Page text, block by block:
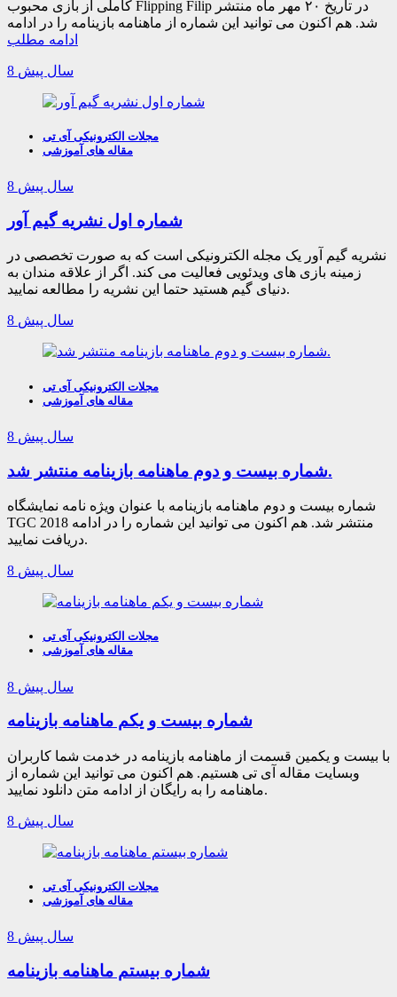
کاملی از بازی محبوب Flipping Filip در تاریخ ۲۰ مهر ماه منتشر
شد. هم اکنون می توانید این شماره از ماهنامه بازینامه را در ادامه
ادامه مطلب
8 سال پیش
مجلات الکترونیکی آی تی
مقاله های آموزشی
8 سال پیش
شماره اول نشریه گیم آور
نشریه گیم آور یک مجله الکترونیکی است که به صورت تخصصی در
زمینه بازی های ویدئویی فعالیت می کند. اگر از علاقه مندان به
دنیای گیم هستید حتما این نشریه را مطالعه نمایید.
8 سال پیش
مجلات الکترونیکی آی تی
مقاله های آموزشی
8 سال پیش
شماره بیست و دوم ماهنامه بازینامه منتشر شد.
شماره بیست و دوم ماهنامه بازینامه با عنوان ویژه نامه نمایشگاه
TGC 2018 منتشر شد. هم اکنون می توانید این شماره را در ادامه
دریافت نمایید.
8 سال پیش
مجلات الکترونیکی آی تی
مقاله های آموزشی
8 سال پیش
شماره بیست و یکم ماهنامه بازینامه
با بیست و یکمین قسمت از ماهنامه بازینامه در خدمت شما کاربران
وبسایت مقاله آی تی هستیم. هم اکنون می توانید این شماره از
ماهنامه را به رایگان از ادامه متن دانلود نمایید.
8 سال پیش
مجلات الکترونیکی آی تی
مقاله های آموزشی
8 سال پیش
شماره بیستم ماهنامه بازینامه